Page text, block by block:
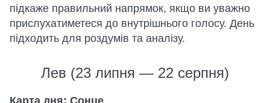
підкаже правильний напрямок, якщо ви уважно
прислухатиметеся до внутрішнього голосу. День
підходить для роздумів та аналізу.
Лев (23 липня — 22 серпня)
Карта дня: Сонце